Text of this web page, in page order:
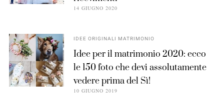
14 GIUGNO 2020
IDEE ORIGINALI MATRIMONIO
Idee per il matrimonio 2020: ecco
le 150 foto che devi assolutamente
vedere prima del Sì!
10 GIUGNO 2019